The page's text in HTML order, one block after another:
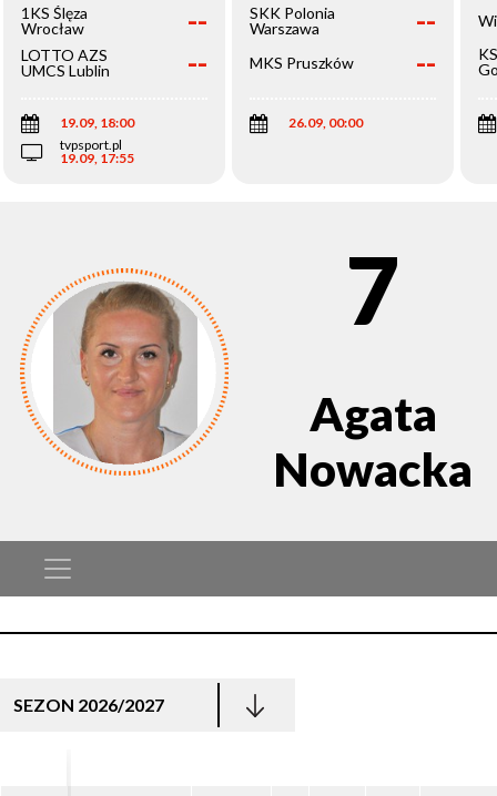
1KS Ślęza
Wrocław
--
LOTTO AZS
UMCS Lublin
--
19.09, 18:00
tvpsport.pl
19.09, 17:55
SKK Polonia
Warszawa
--
MKS Pruszków --
26.09, 00:00
7
Agata
Nowacka
SEZON 2026/2027